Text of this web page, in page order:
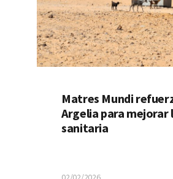
Matres Mundi
Argelia para mejorar
sanitaria